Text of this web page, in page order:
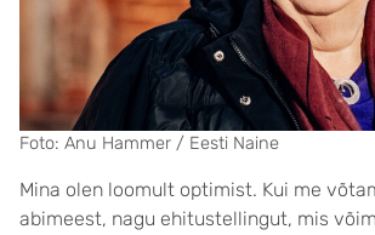
Foto: Anu Hammer / Eesti Naine
Mina olen loomult optimist. Kui me
abimeest, nagu ehitustellingut, mis